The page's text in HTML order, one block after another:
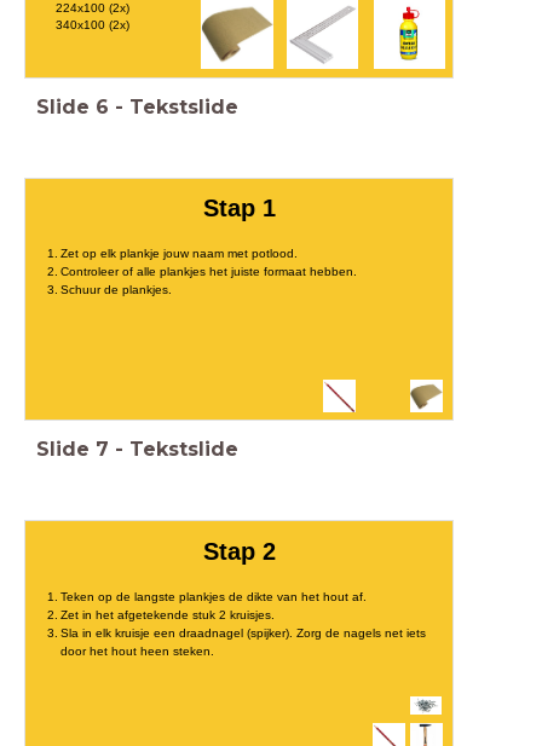
224x100 (2x)
340x100 (2x)
Slide 6 - Tekstslide
Stap 1
Zet op elk plankje jouw naam met potlood.
Controleer of alle plankjes het juiste formaat hebben.
Schuur de plankjes.
Slide 7 - Tekstslide
Stap 2
Teken op de langste plankjes de dikte van het hout af.
Zet in het afgetekende stuk 2 kruisjes.
Sla in elk kruisje een draadnagel (spijker). Zorg de nagels net iets
door het hout heen steken.